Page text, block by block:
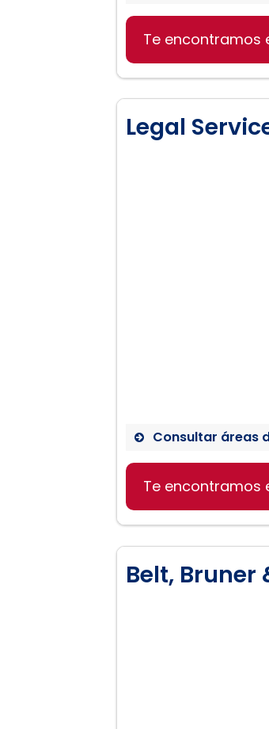
Servicios
Te encontramos
Legal
Consultar áreas
Servicios
Te encontramos
Belt, Bruner